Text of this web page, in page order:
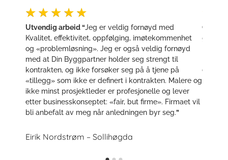
Eirik Nordstrøm – Sollihøgda
☆ ☆ ☆ ☆ ☆
Utvendig arbeid “Jeg er veldig fornøyd med
Kvalitet, effektivitet, oppfølging, imøtekommenhet
og «problemløsning». Jeg er også veldig fornøyd
med at Din Byggpartner holder seg strengt til
kontrakten, og ikke forsøker seg på å tjene på
«tillegg» som ikke er definert i kontrakten. Malere og
ikke minst prosjektleder er profesjonelle og lever
etter businesskonseptet: «fair, but firme». Firmaet vil
bli anbefalt av meg når anledningen byr seg.”
☆
gjorde
etter